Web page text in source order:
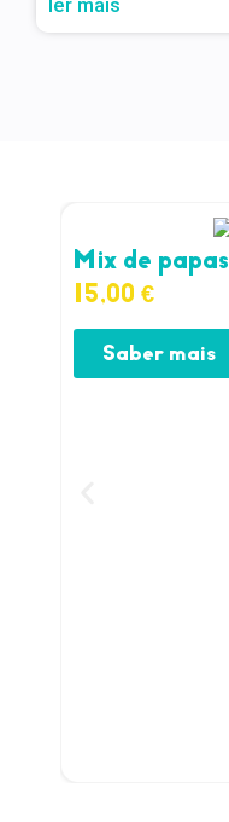
Mix de papas
15,00 €
Saber mais